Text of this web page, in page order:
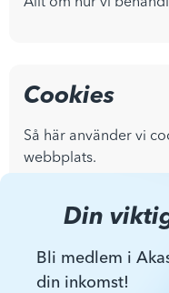
Allt om hur vi
Cookies
Så här använder vi
webbplats.
Din
Bli medlem i
din inkomst!